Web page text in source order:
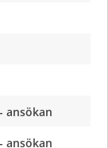
ansökan
ansökan